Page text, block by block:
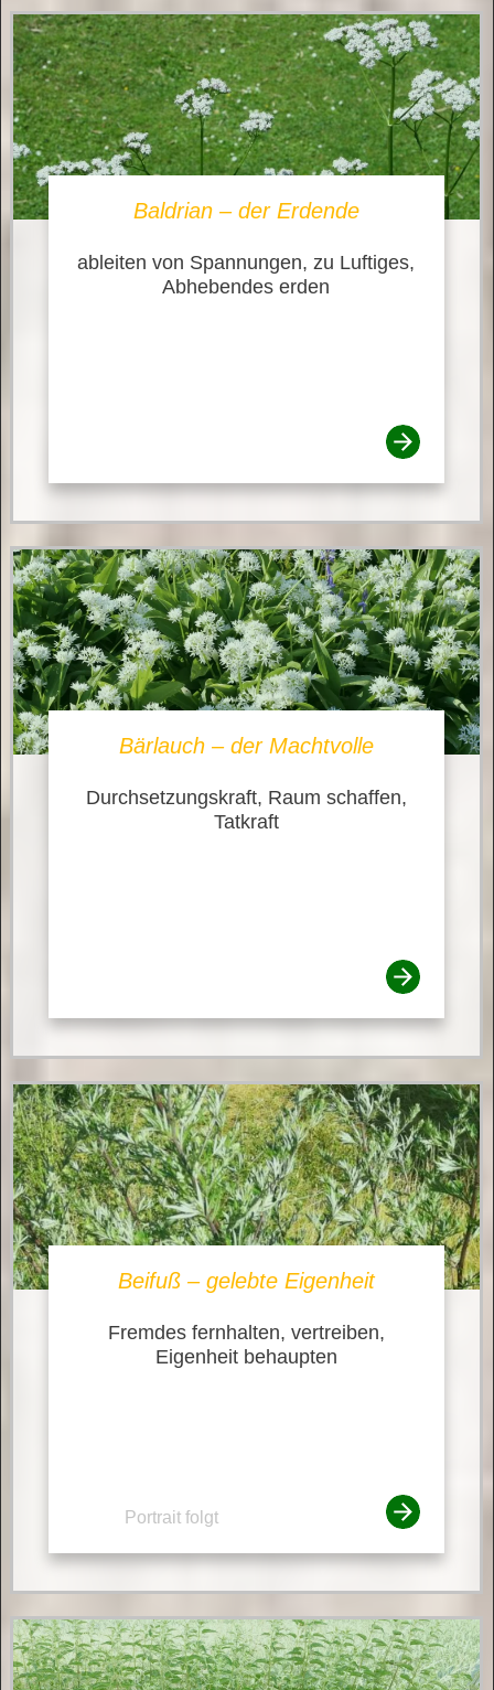
Baldrian – der Erdende
ableiten von Spannungen, zu Luftiges,
Abhebendes erden
Bärlauch – der Machtvolle
Durchsetzungskraft, Raum schaffen,
Tatkraft
Beifuß – gelebte Eigenheit
Fremdes fernhalten, vertreiben,
Eigenheit behaupten
Portrait folgt